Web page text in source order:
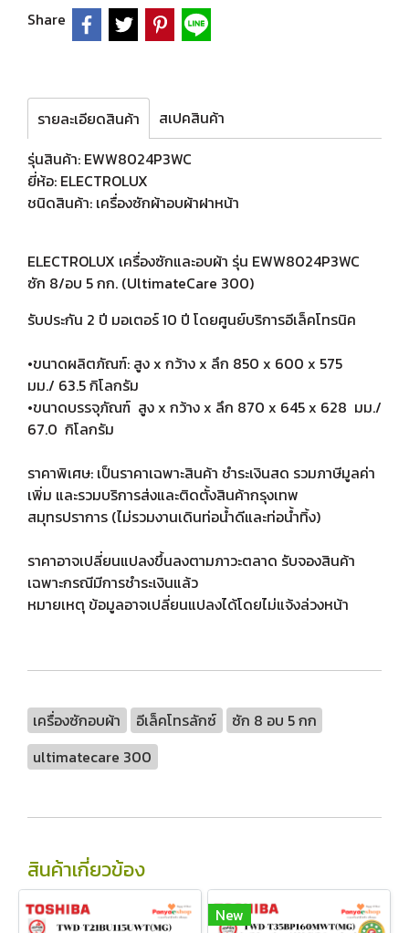
Share
รายละเอียดสินค้า
สเปคสินค้า
รุ่นสินค้า: EWW8024P3WC
ยี่ห้อ: ELECTROLUX
ชนิดสินค้า: เครื่องซักผ้าอบผ้าฝาหน้า
ELECTROLUX เครื่องซักและอบผ้า รุ่น EWW8024P3WC
ซัก 8/อบ 5 กก. (UltimateCare 300)
รับประกัน 2 ปี มอเตอร์ 10 ปี โดยศูนย์บริการอีเล็คโทรนิค
•ขนาดผลิตภัณฑ์: สูง x กว้าง x ลึก 850 x 600 x 575
มม./ 63.5 กิโลกรัม
•ขนาดบรรจุภัณฑ์ สูง x กว้าง x ลึก 870 x 645 x 628 มม./
67.0 กิโลกรัม
ราคาพิเศษ: เป็นราคาเฉพาะสินค้า ชำระเงินสด รวมภาษีมูลค่า
เพิ่ม และรวมบริการส่งและติดตั้งสินค้ากรุงเทพ
สมุทรปราการ (ไม่รวมงานเดินท่อน้ำดีและท่อน้ำทิ้ง)
ราคาอาจเปลี่ยนแปลงขึ้นลงตามภาวะตลาด รับจองสินค้า
เฉพาะกรณีมีการชำระเงินแล้ว
หมายเหตุ ข้อมูลอาจเปลี่ยนแปลงได้โดยไม่แจ้งล่วงหน้า
เครื่องซักอบผ้า อีเล็คโทรลักซ์
ซัก 8 อบ 5 กก
ultimatecare 300
สินค้าเกี่ยวข้อง
New